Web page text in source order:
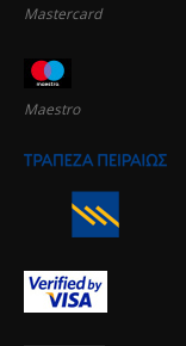
Mastercard
Maestro